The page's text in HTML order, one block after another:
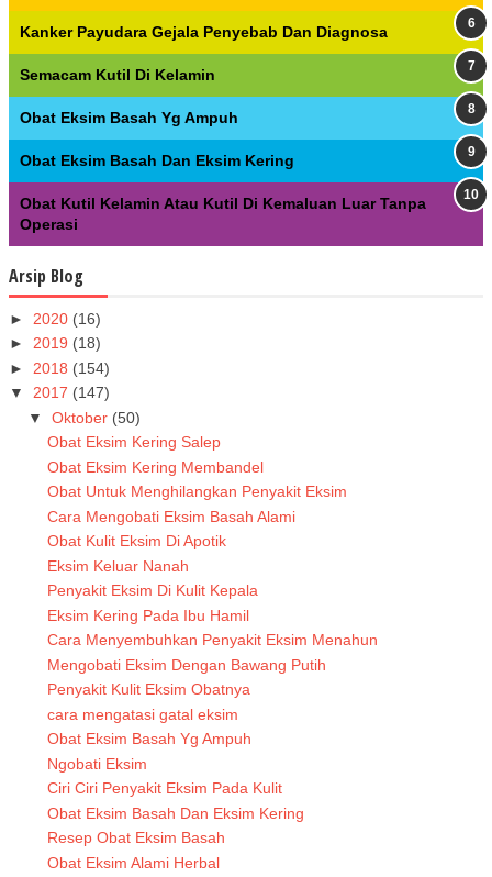
Kanker Payudara Gejala Penyebab Dan Diagnosa
Semacam Kutil Di Kelamin
Obat Eksim Basah Yg Ampuh
Obat Eksim Basah Dan Eksim Kering
Obat Kutil Kelamin Atau Kutil Di Kemaluan Luar Tanpa
Operasi
Arsip Blog
► 2020 (16)
► 2019 (18)
► 2018 (154)
▼ 2017 (147)
▼ Oktober (50)
Obat Eksim Kering Salep
Obat Eksim Kering Membandel
Obat Untuk Menghilangkan Penyakit Eksim
Cara Mengobati Eksim Basah Alami
Obat Kulit Eksim Di Apotik
Eksim Keluar Nanah
Penyakit Eksim Di Kulit Kepala
Eksim Kering Pada Ibu Hamil
Cara Menyembuhkan Penyakit Eksim Menahun
Mengobati Eksim Dengan Bawang Putih
Penyakit Kulit Eksim Obatnya
cara mengatasi gatal eksim
Obat Eksim Basah Yg Ampuh
Ngobati Eksim
Ciri Ciri Penyakit Eksim Pada Kulit
Obat Eksim Basah Dan Eksim Kering
Resep Obat Eksim Basah
Obat Eksim Alami Herbal